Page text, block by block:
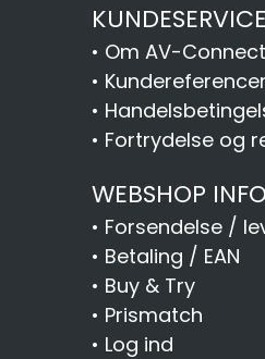
KUNDESERVICE
• Om AV-
• Kundereferencer
•
• Fortrydelse og
WEBSHOP INFO
• Forsendelse /
• Betaling / EAN
• Buy & Try
• Prismatch
• Log ind